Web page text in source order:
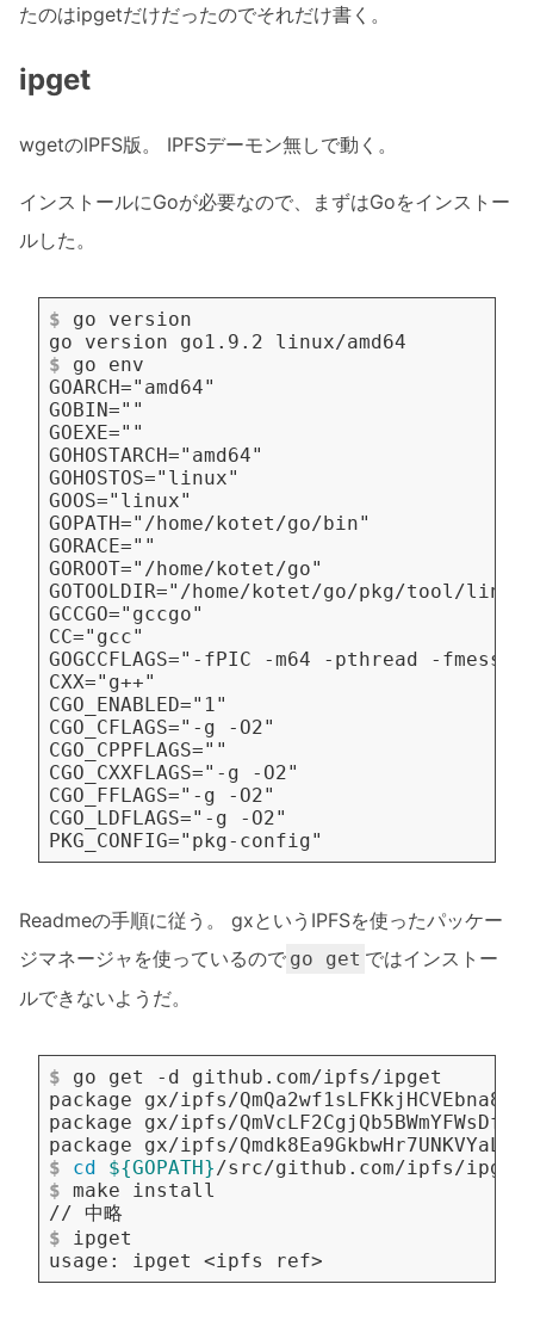
たのはipgetだけだったのでそれだけ書く。
ipget
wgetのIPFS版。 IPFSデーモン無しで動く。
インストールにGoが必要なので、まずはGoをインストー
ルした。
$ go version
$ go env
Readmeの手順に従う。 gxというIPFSを使ったパッケー
ジマネージャを使っているので go get ではインストー
ルできないようだ。
$ go get -d github.com/ipfs/ipget
$ cd ${GOPATH}/src/github.com/ipfs/ipget
$ make install
$ ipget